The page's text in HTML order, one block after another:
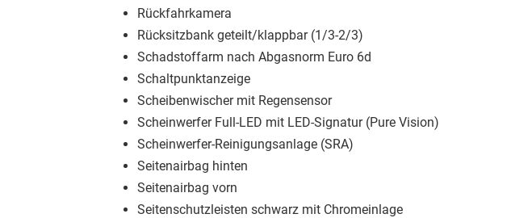
Rückfahrkamera
Rücksitzbank geteilt/klappbar (1/3-2/3)
Schadstoffarm nach Abgasnorm Euro 6d
Schaltpunktanzeige
Scheibenwischer mit Regensensor
Scheinwerfer Full-LED mit LED-Signatur (Pure Vision)
Scheinwerfer-Reinigungsanlage (SRA)
Seitenairbag hinten
Seitenairbag vorn
Seitenschutzleisten schwarz mit Chromeinlage